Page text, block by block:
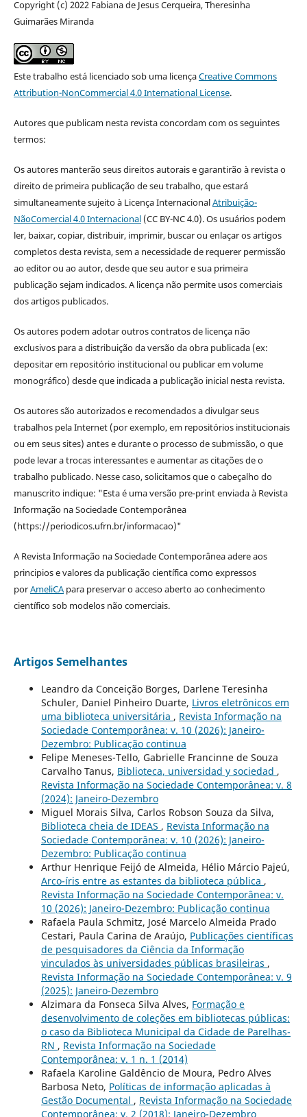
Copyright (c) 2022 Fabiana de Jesus Cerqueira, Theresinha
Guimarães Miranda
Este trabalho está licenciado sob uma licençaCreative Commons
Attribution-NonCommercial 4.0 International License.
Autores que publicam nesta revista concordam com os seguintes
termos:
Os autores manterão seus direitos autorais e garantirão à revista o
direito de primeira publicação de seu trabalho, que estará
simultaneamente sujeito à Licença InternacionalAtribuição-
NãoComercial 4.0 Internacional(CC BY-NC 4.0). Os usuários podem
ler, baixar, copiar, distribuir, imprimir, buscar ou enlaçar os artigos
completos desta revista, sem a necessidade de requerer permissão
ao editor ou ao autor, desde que seu autor e sua primeira
publicação sejam indicados. A licença não permite usos comerciais
dos artigos publicados.
Os autores podem adotar outros contratos de licença não
exclusivos para a distribuição da versão da obra publicada (ex:
depositar em repositório institucional ou publicar em volume
monográfico) desde que indicada a publicação inicial nesta revista.
Os autores são autorizados e recomendados a divulgar seus
trabalhos pela Internet (por exemplo, em repositórios institucionais
ou em seus sites) antes e durante o processo de submissão, o que
pode levar a trocas interessantes e aumentar as citações de o
trabalho publicado. Nesse caso, solicitamos que o cabeçalho do
manuscrito indique: "Esta é uma versão pre-print enviada à Revista
Informação na Sociedade Contemporânea
(https://periodicos.ufrn.br/informacao)"
A Revista Informação na Sociedade Contemporânea adere aos
principios e valores da publicação científica como expressos
porAmeliCApara preservar o acceso aberto ao conhecimento
científico sob modelos não comerciais.
Artigos Semelhantes
Leandro da Conceição Borges, Darlene Teresinha
Schuler, Daniel Pinheiro Duarte, Livros eletrônicos em
uma biblioteca universitária , Revista Informação na
Sociedade Contemporânea: v. 10 (2026): Janeiro-
Dezembro: Publicação continua
Felipe Meneses-Tello, Gabrielle Francinne de Souza
Carvalho Tanus, Biblioteca, universidad y sociedad ,
Revista Informação na Sociedade Contemporânea: v. 8
(2024): Janeiro-Dezembro
Miguel Morais Silva, Carlos Robson Souza da Silva,
Biblioteca cheia de IDEAS , Revista Informação na
Sociedade Contemporânea: v. 10 (2026): Janeiro-
Dezembro: Publicação continua
Arthur Henrique Feijó de Almeida, Hélio Márcio Pajeú,
Arco-íris entre as estantes da biblioteca pública ,
Revista Informação na Sociedade Contemporânea: v.
10 (2026): Janeiro-Dezembro: Publicação continua
Rafaela Paula Schmitz, José Marcelo Almeida Prado
Cestari, Paula Carina de Araújo, Publicações científicas
de pesquisadores da Ciência da Informação
vinculados às universidades públicas brasileiras ,
Revista Informação na Sociedade Contemporânea: v. 9
(2025): Janeiro-Dezembro
Alzimara da Fonseca Silva Alves, Formação e
desenvolvimento de coleções em bibliotecas públicas:
o caso da Biblioteca Municipal da Cidade de Parelhas-
RN , Revista Informação na Sociedade
Contemporânea: v. 1 n. 1 (2014)
Rafaela Karoline Galdêncio de Moura, Pedro Alves
Barbosa Neto, Políticas de informação aplicadas à
Gestão Documental , Revista Informação na Sociedade
Contemporânea: v. 2 (2018): Janeiro-Dezembro